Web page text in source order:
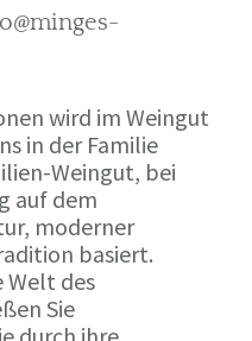
wird im Weingut
in der Familie
Weingut, bei
auf dem
moderner
basiert.
Welt des
Sie